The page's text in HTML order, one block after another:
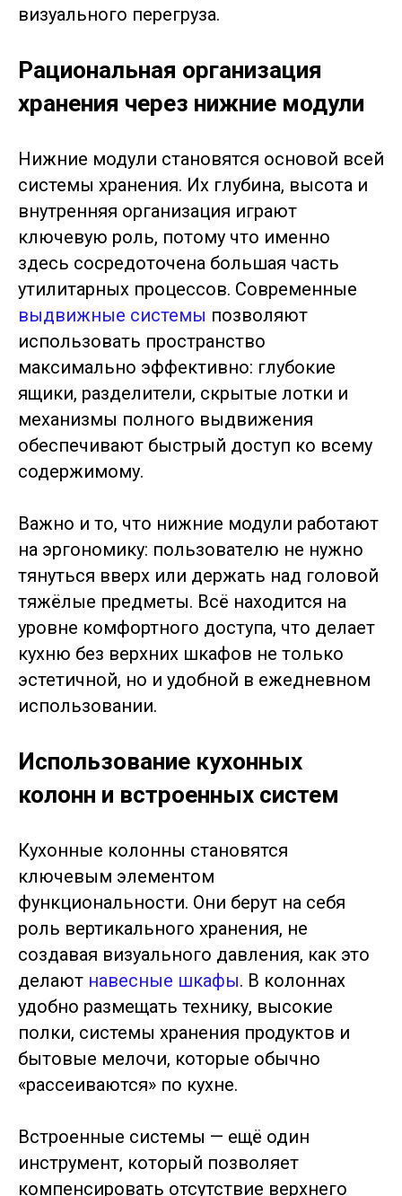
визуального перегруза.
Рациональная организация
хранения через нижние модули
Нижние модули становятся основой всей
системы хранения. Их глубина, высота и
внутренняя организация играют
ключевую роль, потому что именно
здесь сосредоточена большая часть
утилитарных процессов. Современные
выдвижные системы позволяют
использовать пространство
максимально эффективно: глубокие
ящики, разделители, скрытые лотки и
механизмы полного выдвижения
обеспечивают быстрый доступ ко всему
содержимому.
Важно и то, что нижние модули работают
на эргономику: пользователю не нужно
тянуться вверх или держать над головой
тяжёлые предметы. Всё находится на
уровне комфортного доступа, что делает
кухню без верхних шкафов не только
эстетичной, но и удобной в ежедневном
использовании.
Использование кухонных
колонн и встроенных систем
Кухонные колонны становятся
ключевым элементом
функциональности. Они берут на себя
роль вертикального хранения, не
создавая визуального давления, как это
делают навесные шкафы. В колоннах
удобно размещать технику, высокие
полки, системы хранения продуктов и
бытовые мелочи, которые обычно
«рассеиваются» по кухне.
Встроенные системы — ещё один
инструмент, который позволяет
компенсировать отсутствие верхнего